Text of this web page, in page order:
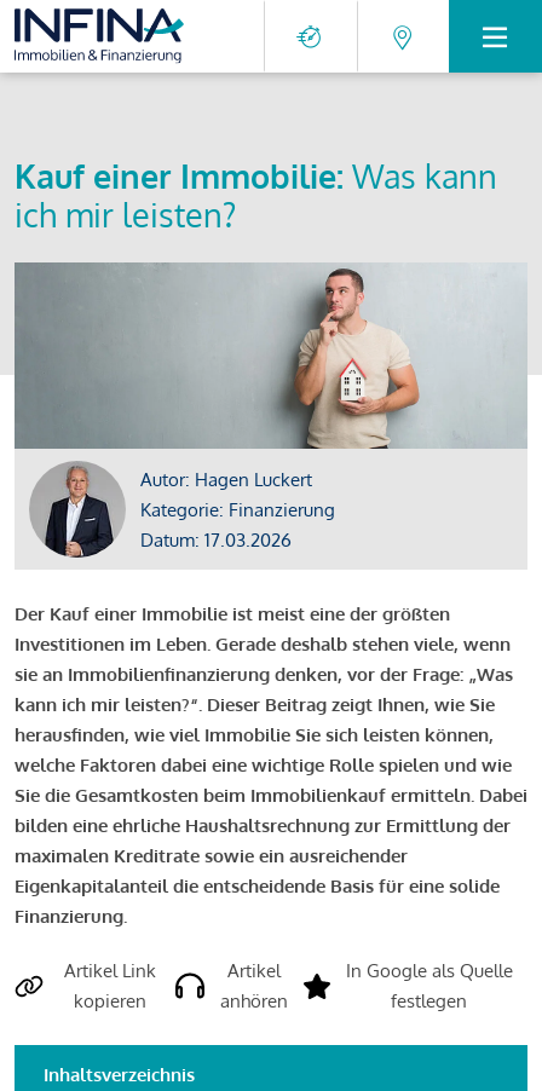
Kauf einer Immobilie: Was kann
ich mir leisten?
Autor: Hagen Luckert
Kategorie: Finanzierung
Datum: 17.03.2026
Der Kauf einer Immobilie ist meist eine der größten
Investitionen im Leben. Gerade deshalb stehen viele, wenn
sie an Immobilienfinanzierung denken, vor der Frage: „Was
kann ich mir leisten?“. Dieser Beitrag zeigt Ihnen, wie Sie
herausfinden, wie viel Immobilie Sie sich leisten können,
welche Faktoren dabei eine wichtige Rolle spielen und wie
Sie die Gesamtkosten beim Immobilienkauf ermitteln. Dabei
bilden eine ehrliche Haushaltsrechnung zur Ermittlung der
maximalen Kreditrate sowie ein ausreichender
Eigenkapitalanteil die entscheidende Basis für eine solide
Finanzierung.
Artikel Link
kopieren
Artikel
anhören
In Google als Quelle
festlegen
Inhaltsverzeichnis